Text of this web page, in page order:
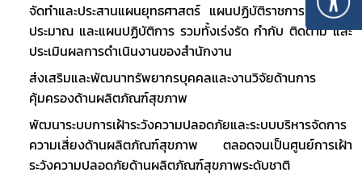
จัดทำและประสานแผนยุทธศาสตร์ แผนปฏิบัติราชการ แผนงบ
ประมาณ และแผนปฏิบัติการ รวมทั้งเร่งรัด กำกับ ติดตาม และ
ประเมินผลการดำเนินงานของสำนักงาน
ส่งเสริมและพัฒนาทรัพยากรบุคคลและงานวิจัยด้านการ
คุ้มครองด้านผลิตภัณฑ์สุขภาพ
พัฒนาระบบการเฝ้าระวังความปลอดภัยและระบบบริหารจัดการ
ความเสี่ยงด้านผลิตภัณฑ์สุขภาพ ตลอดจนเป็นศูนย์การเฝ้า
ระวังความปลอดภัยด้านผลิตภัณฑ์สุขภาพระดับชาติ